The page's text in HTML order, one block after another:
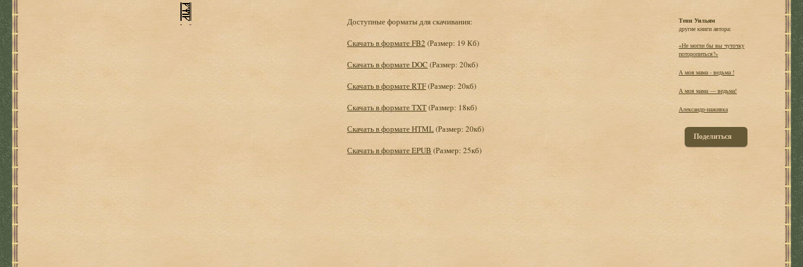
Доступные форматы для скачивания:
Скачать в формате FB2 (Размер: 19 Кб)
Скачать в формате DOC (Размер: 20кб)
Скачать в формате RTF(Размер: 20кб)
Скачать в формате TXT(Размер: 18кб)
Скачать в формате HTML(Размер: 20кб)
Скачать в формате EPUB (Размер: 25кб)
Тенн Уильям
другие книги автора:
«Не могли бы вы чуточку
поторопиться?»
А моя мама - ведьма !
А моя мама — ведьма!
Александр-наживка
Поделиться